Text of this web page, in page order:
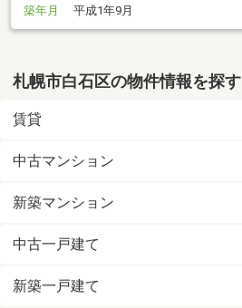
築年月
平成1年9月
札幌市白石区の物件情報を探す
賃貸
中古マンション
新築マンション
中古一戸建て
新築一戸建て